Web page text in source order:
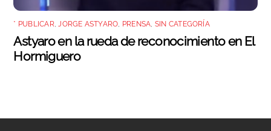
* PUBLICAR JORGE ASTYARO PRENSA SIN CATEGORÍA
Astyaro en la rueda de reconocimiento en El
Hormiguero